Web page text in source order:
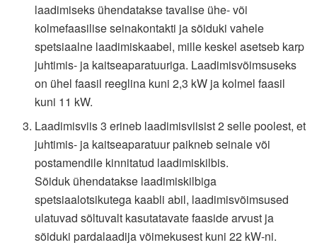
laadimiseks ühendatakse tavalise ühe- või
kolmefaasilise seinakontakti ja sõiduki vahele
spetsiaalne laadimiskaabel, mille keskel asetseb karp
juhtimis- ja kaitseaparatuuriga. Laadimisvõimsuseks
on ühel faasil reeglina kuni 2,3 kW ja kolmel faasil
kuni 11 kW.
Laadimisviis 3 erineb laadimisviisist 2 selle poolest, et
juhtimis- ja kaitseaparatuur paikneb seinale või
postamendile kinnitatud laadimiskilbis.
Sõiduk ühendatakse laadimiskilbiga
spetsiaalotsikutega kaabli abil, laadimisvõimsused
ulatuvad sõltuvalt kasutatavate faaside arvust ja
sõiduki pardalaadija võimekusest kuni 22 kW-ni.